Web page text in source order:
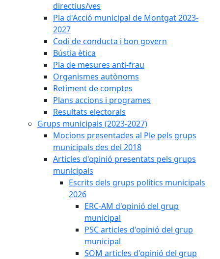
directius/ves
Pla d'Acció municipal de Montgat 2023-
2027
Codi de conducta i bon govern
Bústia ètica
Pla de mesures anti-frau
Organismes autònoms
Retiment de comptes
Plans accions i programes
Resultats electorals
Grups municipals (2023-2027)
Mocions presentades al Ple pels grups
municipals des del 2018
Articles d'opinió presentats pels grups
municipals
Escrits dels grups polítics municipals
2026
ERC-AM d'opinió del grup
municipal
PSC articles d'opinió del grup
municipal
SOM articles d'opinió del grup